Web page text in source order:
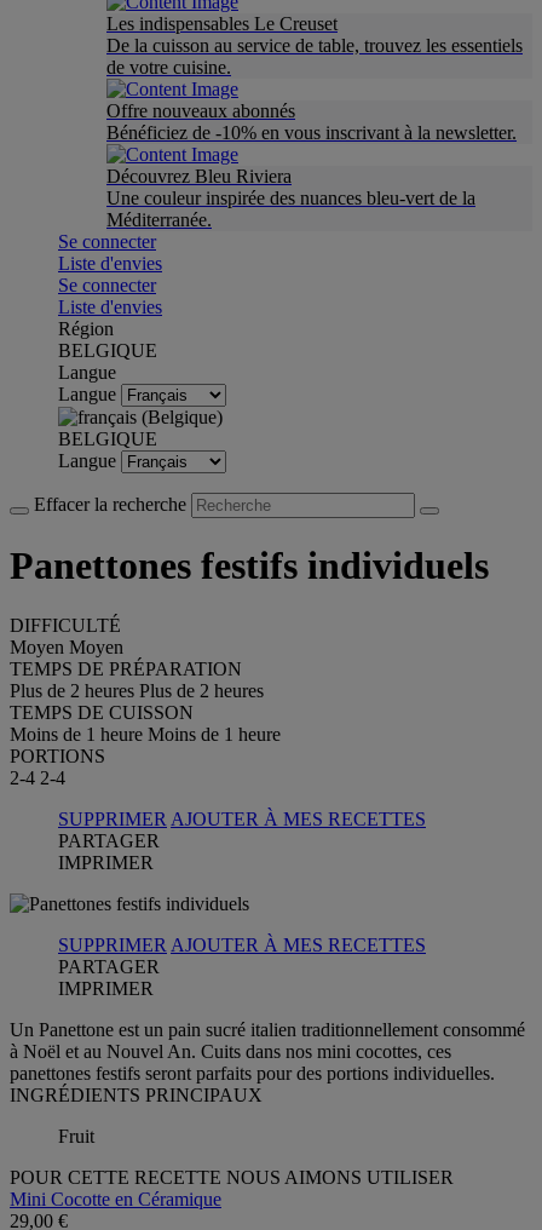
Les indispensables Le Creuset
De la cuisson au service de table, trouvez les essentiels
de votre cuisine.
Offre nouveaux abonnés
Bénéficiez de -10% en vous inscrivant à la newsletter.
Découvrez Bleu Riviera
Une couleur inspirée des nuances bleu-vert de la
Méditerranée.
Se connecter
Liste d'envies
Se connecter
Liste d'envies
Région
BELGIQUE
Langue
Langue
BELGIQUE
Langue
Effacer la recherche
Panettones festifs individuels
DIFFICULTÉ
Moyen Moyen
TEMPS DE PRÉPARATION
Plus de 2 heures Plus de 2 heures
TEMPS DE CUISSON
Moins de 1 heure Moins de 1 heure
PORTIONS
2-4 2-4
SUPPRIMER AJOUTER À MES RECETTES
PARTAGER
IMPRIMER
SUPPRIMER AJOUTER À MES RECETTES
PARTAGER
IMPRIMER
Un Panettone est un pain sucré italien traditionnellement consommé
à Noël et au Nouvel An. Cuits dans nos mini cocottes, ces
panettones festifs seront parfaits pour des portions individuelles.
INGRÉDIENTS PRINCIPAUX
Fruit
POUR CETTE RECETTE NOUS AIMONS UTILISER
Mini Cocotte en Céramique
29,00 €